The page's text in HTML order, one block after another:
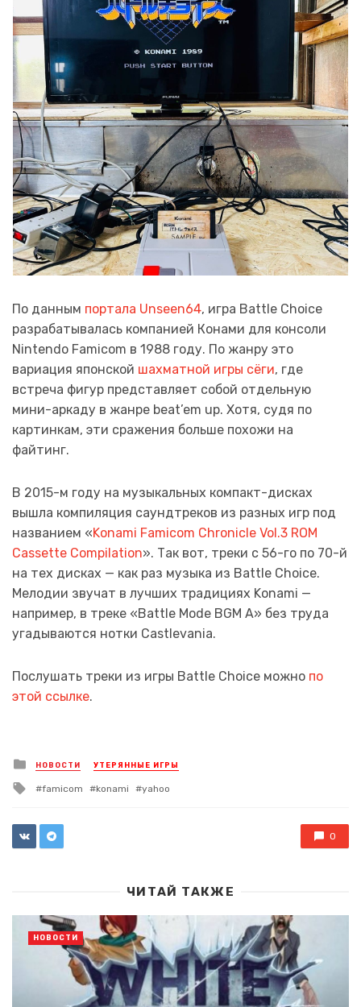
По данным портала Unseen64, игра Battle Choice
разрабатывалась компанией Конами для консоли
Nintendo Famicom в 1988 году. По жанру это
вариация японской шахматной игры сёги, где
встреча фигур представляет собой отдельную
мини-аркаду в жанре beat’em up. Хотя, судя по
картинкам, эти сражения больше похожи на
файтинг.
В 2015-м году на музыкальных компакт-дисках
вышла компиляция саундтреков из разных игр под
названием «Konami Famicom Chronicle Vol.3 ROM
Cassette Compilation». Так вот, треки с 56-го по 70-й
на тех дисках — как раз музыка из Battle Choiсe.
Мелодии звучат в лучших традициях Konami —
например, в треке «Battle Mode BGM A» без труда
угадываются нотки Castlevania.
Послушать треки из игры Battle Choice можно по
этой ссылке.
Posted
in
НОВОСТИ УТЕРЯННЫЕ ИГРЫ
Tagged
famicom konami yahoo
0
ЧИТАЙ ТАКЖЕ
НОВОСТИ